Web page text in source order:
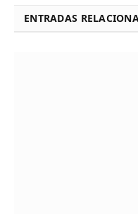
ENTRADAS